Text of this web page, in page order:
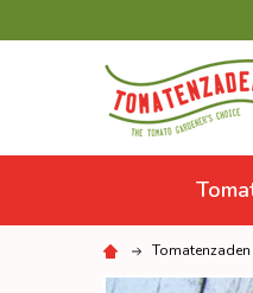
Tomatenzaden